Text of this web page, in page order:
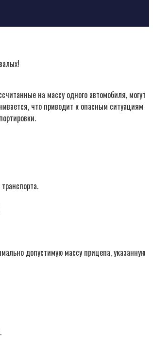
на массу одного автомобиля, могут
что приводит к опасным ситуациям
допустимую массу прицепа, указанную